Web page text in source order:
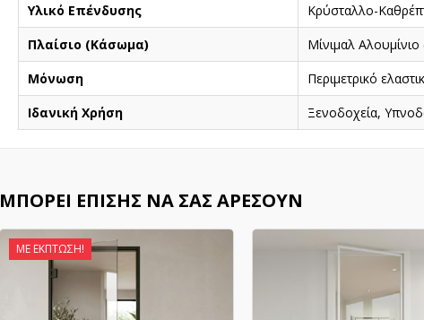
Υλικό Επένδυσης
Κρύσταλλο-
Πλαίσιο (Κάσωμα)
Μίνιμαλ
Μόνωση
Περιμετρικό
Ιδανική Χρήση
Ξενοδοχεία,
ΜΠΟΡΕΊ ΕΠΊΣΗΣ ΝΑ ΣΑΣ ΑΡΈΣΟΥΝ
ΜΕ ΈΚΠΤΩΣΗ!